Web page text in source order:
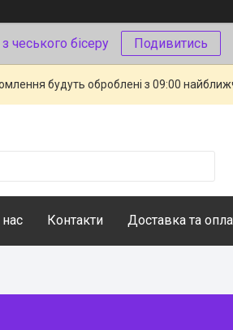
чеського бісеру Подивитись
будуть оброблені з 09:00
Контакти Доставка та